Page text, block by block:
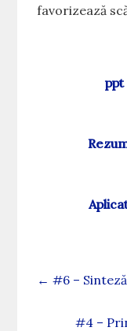
favorizează
← #6 – Sinteză
#4 –